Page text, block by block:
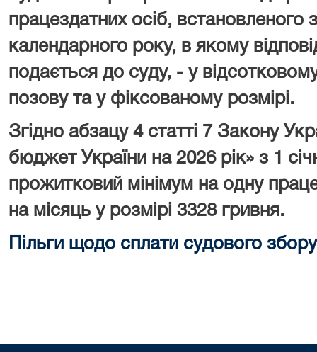
працездатних осіб, встановленого
календарного року, в якому
подається до суду, - у
позову та у фіксованому розмірі.
Згідно абзацу 4 статті 7 Закону
бюджет України на 2026 рік» з 1
прожитковий мінімум на одну
на місяць у розмірі 3328 гривня.
Пільги щодо сплати судового збору